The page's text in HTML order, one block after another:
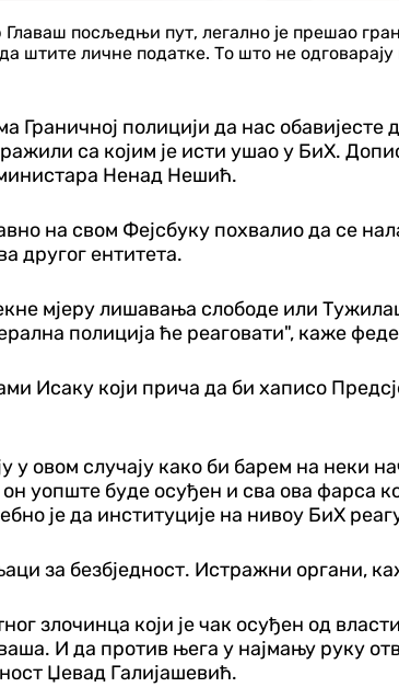
посљедњи пут, легално је прешао
штите личне податке. То што не
Граничној полицији да нас
са којим је исти ушао у БиХ.
Ненад Нешић.
на свом Фејсбуку похвалио да се
другог ентитета.
мјеру лишавања слободе или
полиција ће реаговати", каже
Исаку који прича да би хаписо
у овом случају како би барем на
уопште буде осуђен и сва ова фарса
је да институције на нивоу БиХ
за безбједност. Истражни органи,
злочинца који је чак осуђен од
И да против њега у најмању руку
Џевад Галијашевић.